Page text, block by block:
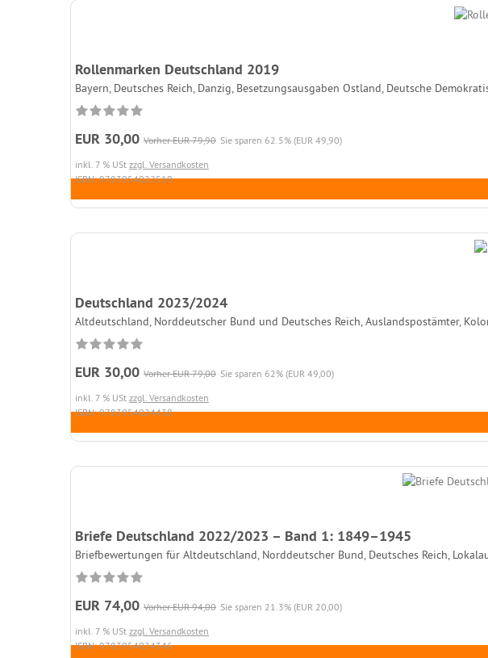
Rollenmarken Deutschland 2019
Bayern, Deutsches Reich, Danzig, Besetzungsausgaben Ostland, Deutsche
EUR 30,00 Vorher EUR 79,90 Sie sparen 62.5% (EUR 49,90)
inkl. 7 % USt zzgl. Versandkosten
ISBN: 9783954022519
Deutschland 2023/2024
Altdeutschland, Norddeutscher Bund und Deutsches Reich, Auslandspostämter,
EUR 30,00 Vorher EUR 79,00 Sie sparen 62% (EUR 49,00)
inkl. 7 % USt zzgl. Versandkosten
ISBN: 9783954024438
Briefe Deutschland 2022/2023 – Band 1: 1849–1945
Briefbewertungen für Altdeutschland, Norddeutscher Bund, Deutsches Reich,
EUR 74,00 Vorher EUR 94,00 Sie sparen 21.3% (EUR 20,00)
inkl. 7 % USt zzgl. Versandkosten
ISBN: 9783954024346